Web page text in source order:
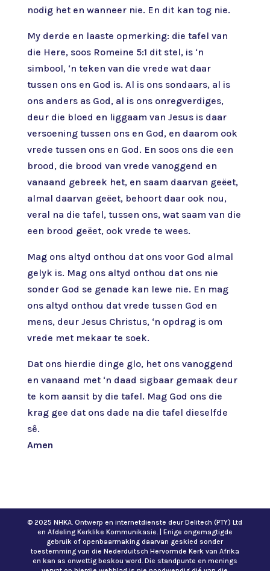
nodig het en wanneer nie. En dit kan tog nie.
My derde en laaste opmerking: die tafel van
die Here, soos Romeine 5:1 dit stel, is ‘n
simbool, ‘n teken van die vrede wat daar
tussen ons en God is. Al is ons sondaars, al is
ons anders as God, al is ons onregverdiges,
deur die bloed en liggaam van Jesus is daar
versoening tussen ons en God, en daarom ook
vrede tussen ons en God. En soos ons die een
brood, die brood van vrede vanoggend en
vanaand gebreek het, en saam daarvan geëet,
almal daarvan geëet, behoort daar ook nou,
veral na die tafel, tussen ons, wat saam van die
een brood geëet, ook vrede te wees.
Mag ons altyd onthou dat ons voor God almal
gelyk is. Mag ons altyd onthou dat ons nie
sonder God se genade kan lewe nie. En mag
ons altyd onthou dat vrede tussen God en
mens, deur Jesus Christus, ‘n opdrag is om
vrede met mekaar te soek.
Dat ons hierdie dinge glo, het ons vanoggend
en vanaand met ‘n daad sigbaar gemaak deur
te kom aansit by die tafel. Mag God ons die
krag gee dat ons dade na die tafel dieselfde
sê.
Amen
© 2025 NHKA. Ontwerp en internetdienste deur Delitech (PTY) Ltd
en Afdeling Kerklike Kommunikasie. | Enige ongemagtigde
gebruik of openbaarmaking daarvan geskied sonder
toestemming van die Nederduitsch Hervormde Kerk van Afrika
en kan as onwettig beskou word. Die standpunte en menings